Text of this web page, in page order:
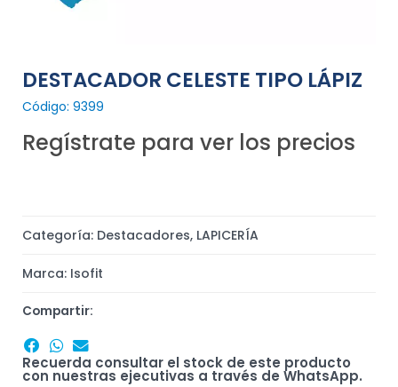
DESTACADOR CELESTE TIPO LÁPIZ
Código: 9399
Regístrate para ver los precios
Categoría: Destacadores, LAPICERÍA
Marca: Isofit
Compartir:
Recuerda consultar el stock de este producto
con nuestras ejecutivas a través de WhatsApp.